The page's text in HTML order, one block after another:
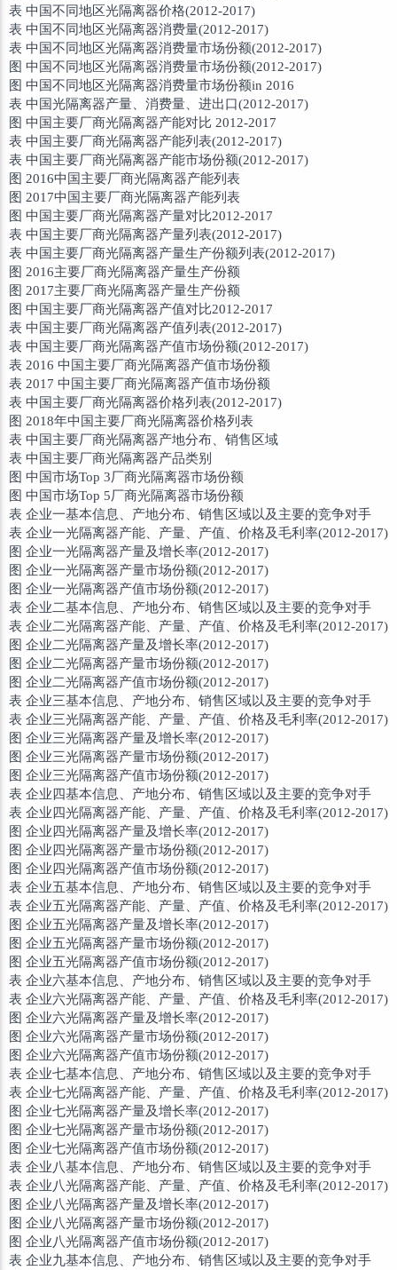
表 中国不同地区光隔离器价格(2012-2017)
表 中国不同地区光隔离器消费量(2012-2017)
表 中国不同地区光隔离器消费量市场份额(2012-2017)
图 中国不同地区光隔离器消费量市场份额(2012-2017)
图 中国不同地区光隔离器消费量市场份额in 2016
表 中国光隔离器产量、消费量、进出口(2012-2017)
图 中国主要厂商光隔离器产能对比 2012-2017
表 中国主要厂商光隔离器产能列表(2012-2017)
表 中国主要厂商光隔离器产能市场份额(2012-2017)
图 2016中国主要厂商光隔离器产能列表
图 2017中国主要厂商光隔离器产能列表
图 中国主要厂商光隔离器产量对比2012-2017
表 中国主要厂商光隔离器产量列表(2012-2017)
表 中国主要厂商光隔离器产量生产份额列表(2012-2017)
图 2016主要厂商光隔离器产量生产份额
图 2017主要厂商光隔离器产量生产份额
图 中国主要厂商光隔离器产值对比2012-2017
表 中国主要厂商光隔离器产值列表(2012-2017)
表 中国主要厂商光隔离器产值市场份额(2012-2017)
表 2016 中国主要厂商光隔离器产值市场份额
表 2017 中国主要厂商光隔离器产值市场份额
表 中国主要厂商光隔离器价格列表(2012-2017)
图 2018年中国主要厂商光隔离器价格列表
表 中国主要厂商光隔离器产地分布、销售区域
表 中国主要厂商光隔离器产品类别
图 中国市场Top 3厂商光隔离器市场份额
图 中国市场Top 5厂商光隔离器市场份额
表 企业一基本信息、产地分布、销售区域以及主要的竞争对手
表 企业一光隔离器产能、产量、产值、价格及毛利率(2012-2017)
图 企业一光隔离器产量及增长率(2012-2017)
图 企业一光隔离器产量市场份额(2012-2017)
图 企业一光隔离器产值市场份额(2012-2017)
表 企业二基本信息、产地分布、销售区域以及主要的竞争对手
表 企业二光隔离器产能、产量、产值、价格及毛利率(2012-2017)
图 企业二光隔离器产量及增长率(2012-2017)
图 企业二光隔离器产量市场份额(2012-2017)
图 企业二光隔离器产值市场份额(2012-2017)
表 企业三基本信息、产地分布、销售区域以及主要的竞争对手
表 企业三光隔离器产能、产量、产值、价格及毛利率(2012-2017)
图 企业三光隔离器产量及增长率(2012-2017)
图 企业三光隔离器产量市场份额(2012-2017)
图 企业三光隔离器产值市场份额(2012-2017)
表 企业四基本信息、产地分布、销售区域以及主要的竞争对手
表 企业四光隔离器产能、产量、产值、价格及毛利率(2012-2017)
图 企业四光隔离器产量及增长率(2012-2017)
图 企业四光隔离器产量市场份额(2012-2017)
图 企业四光隔离器产值市场份额(2012-2017)
表 企业五基本信息、产地分布、销售区域以及主要的竞争对手
表 企业五光隔离器产能、产量、产值、价格及毛利率(2012-2017)
图 企业五光隔离器产量及增长率(2012-2017)
图 企业五光隔离器产量市场份额(2012-2017)
图 企业五光隔离器产值市场份额(2012-2017)
表 企业六基本信息、产地分布、销售区域以及主要的竞争对手
表 企业六光隔离器产能、产量、产值、价格及毛利率(2012-2017)
图 企业六光隔离器产量及增长率(2012-2017)
图 企业六光隔离器产量市场份额(2012-2017)
图 企业六光隔离器产值市场份额(2012-2017)
表 企业七基本信息、产地分布、销售区域以及主要的竞争对手
表 企业七光隔离器产能、产量、产值、价格及毛利率(2012-2017)
图 企业七光隔离器产量及增长率(2012-2017)
图 企业七光隔离器产量市场份额(2012-2017)
图 企业七光隔离器产值市场份额(2012-2017)
表 企业八基本信息、产地分布、销售区域以及主要的竞争对手
表 企业八光隔离器产能、产量、产值、价格及毛利率(2012-2017)
图 企业八光隔离器产量及增长率(2012-2017)
图 企业八光隔离器产量市场份额(2012-2017)
图 企业八光隔离器产值市场份额(2012-2017)
表 企业九基本信息、产地分布、销售区域以及主要的竞争对手